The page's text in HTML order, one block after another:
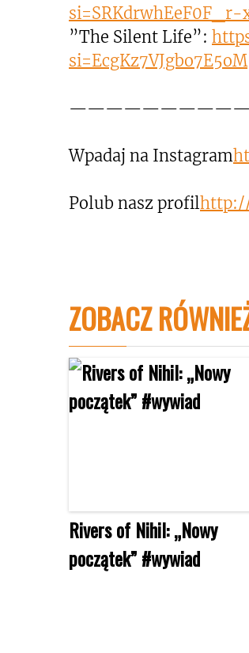
si=SRKdrwhEeF0F_r-
”The Silent Life”:
si=EcgKz7VJgbo7E5oM
Wpadaj na Instagram
Polub nasz profil
ZOBACZ
Rivers of Nihil: „Nowy
początek” #wywiad